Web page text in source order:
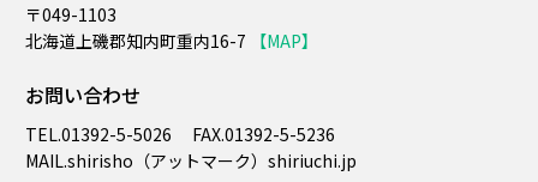
〒049-1103
北海道上磯郡知内町重内16-7
【MAP】
お問い合わせ
TEL.01392-5-5026 FAX.01392-5-5236
MAIL.​shirisho（アットマーク）shiriuchi.jp